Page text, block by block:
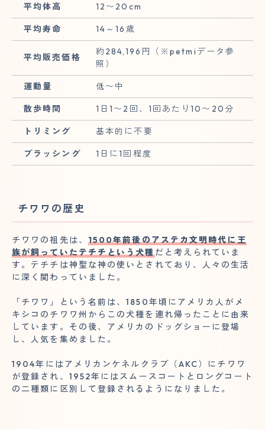
平均体高 12〜20cm
平均寿命 14～16歳
平均販売価格
約284,196円（※petmiデータ参
照）
運動量 低〜中
散歩時間 1日1〜2回、1回あたり10〜20分
トリミング 基本的に不要
ブラッシング 1日に1回程度
チワワの歴史
チワワの祖先は、 1500年前後のアステカ文明時代に王
族が飼っていたテチチという犬種 だと考えられていま
す。テチチは神聖な神の使いとされており、人々の生活
に深く関わっていました。
「チワワ」という名前は、1850年頃にアメリカ人がメ
キシコのチワワ州からこの犬種を連れ帰ったことに由来
しています。その後、アメリカのドッグショーに登場
し、人気を集めました。
1904年にはアメリカンケネルクラブ（AKC）にチワワ
が登録され、1952年にはスムースコートとロングコート
の二種類に区別して登録されるようになりました。